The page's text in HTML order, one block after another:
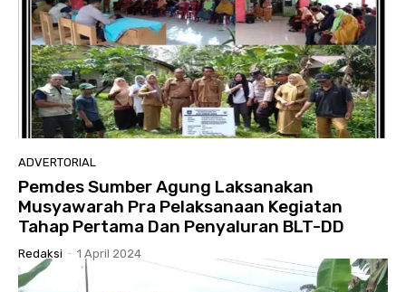
ADVERTORIAL
Pemdes Sumber Agung Laksanakan
Musyawarah Pra Pelaksanaan Kegiatan
Tahap Pertama Dan Penyaluran BLT-DD
Redaksi - 1 April 2024